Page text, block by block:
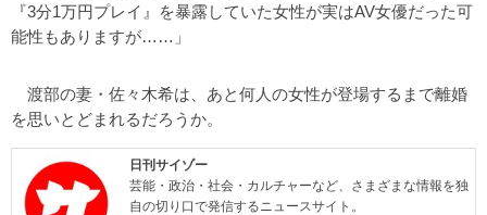
『3分1万円プレイ』を暴露していた女性が実はAV女優だった可
能性もありますが……」
渡部の妻・佐々木希は、あと何人の女性が登場するまで離婚
を思いとどまれるだろうか。
日刊サイゾー
芸能・政治・社会・カルチャーなど、さまざまな情報を独
自の切り口で発信するニュースサイト。